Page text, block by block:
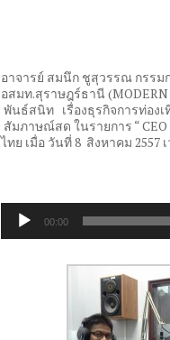
อาจารย์ สมนึก ชูสุวรรณ กรรม
อสมท.สุราษฎร์ธานี
พันธ์สนิท เรื่องธุรกิจการท่องเ
สัมภาษณ์สด ในรายการ “
ไทย เมื่อ วันที่ 8 สิงหาคม 2557
Audio
Player
00:00